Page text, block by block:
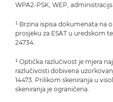
WPA2-PSK, WEP,
¹ Brzina ispisa dokumenata na
prosjeku za ESAT u uredskom
24734.
¹ Optička razlučivost je mjera
razlučivosti dobivena
14473. Prilikom skeniranja u
skeniranja je ograničena.